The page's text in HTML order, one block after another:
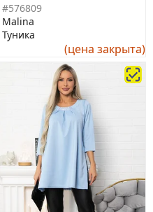
#576809
Malina
Туника
(цена закрыта)